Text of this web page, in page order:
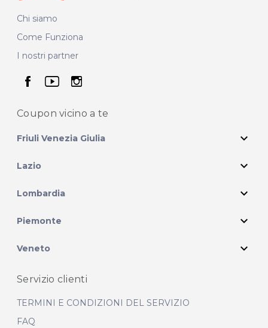
Chi siamo
Come Funziona
I nostri partner
seguici su facebook
seguici su youtube
seguici su instagram
Coupon vicino a te
Friuli Venezia Giulia expand_more
Lazio expand_more
Lombardia expand_more
Piemonte expand_more
Veneto expand_more
Servizio clienti
TERMINI E CONDIZIONI DEL SERVIZIO
FAQ